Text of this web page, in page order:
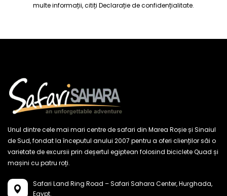
multe informații, citiți Declarație de confidențialitate.
Unul dintre cele mai mari centre de safari din Marea Roșie și Sinaiul
de Sud, fondat la începutul anului 2007 pentru a oferi clienților săi o
varietate de excursii prin deșertul egiptean folosind biciclete Quad și
mașini cu patru roți.
Safari Land Ring Road – Safari Sahara Center,Hurghada,
Egypt.